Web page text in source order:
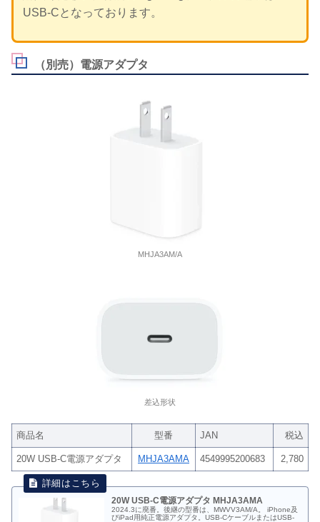
USB-Cとなっております。
（別売）電源アダプタ
MHJA3AM/A
差込形状
商品名 型番 JAN 税込
20W USB-C電源アダプタ MHJA3AMA 4549995200683 2,780
20W USB-C電源アダプタ MHJA3AMA
2024.3に廃番。後継の型番は、MWVV3AM/A。 iPhone及
びiPad用純正電源アダプタ。USB-CケーブルまたはUSB-